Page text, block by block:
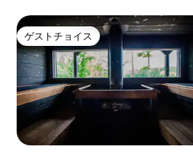
ゲストチョイス
ゲストチョイス